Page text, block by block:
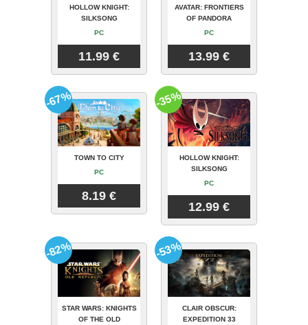
HOLLOW KNIGHT:
SILKSONG
PC
11.99 €
AVATAR: FRONTIERS
OF PANDORA
PC
13.99 €
TOWN TO CITY
PC
8.19 €
-67%
HOLLOW KNIGHT:
SILKSONG
PC
12.99 €
-35%
STAR WARS: KNIGHTS
OF THE OLD
-82%
CLAIR OBSCUR:
EXPEDITION 33
-53%